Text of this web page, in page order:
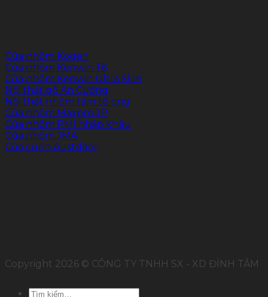
Cửa nhôm Kogen
Cửa nhôm Kenwin T6
Cửa nhôm Kenwin Ultra Slim
Nội thất gỗ An Cường
Nội thất nhôm tấm tổ ong
Cửa nhôm Maxpro.JP
Cửa nhôm PMI nhập khẩu
Cửa nhôm JMA
Cửa cuốn Austdoor
Copyright 2026 © CÔNG TY TNHH SX - XD ĐỈNH TÂM
Tìm